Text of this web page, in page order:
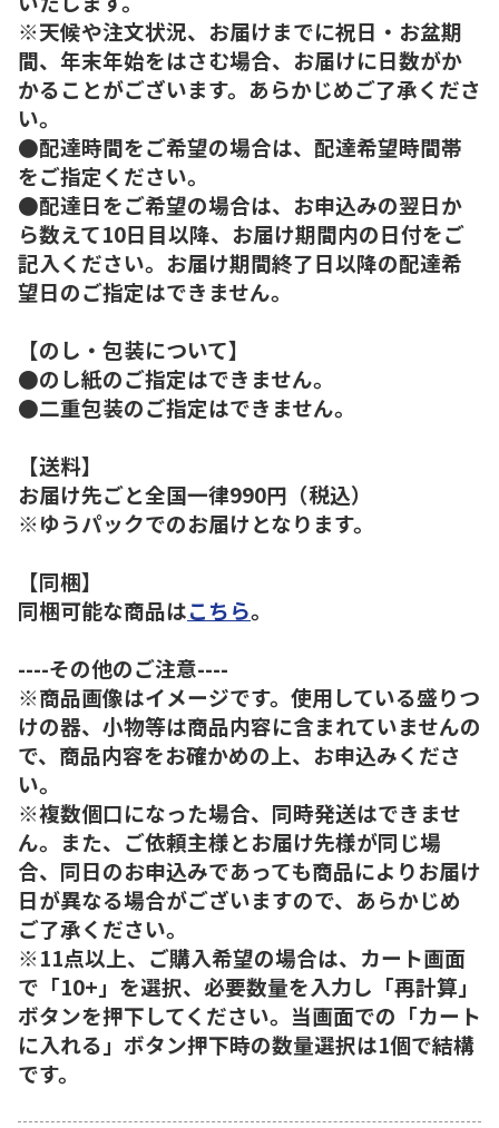
※天候や注文状況、お届けまでに祝日・お盆期
間、年末年始をはさむ場合、お届けに日数がか
かることがございます。あらかじめご了承くださ
い。
●配達時間をご希望の場合は、配達希望時間帯
をご指定ください。
●配達日をご希望の場合は、お申込みの翌日か
ら数えて10日目以降、お届け期間内の日付をご
記入ください。お届け期間終了日以降の配達希
望日のご指定はできません。
【のし・包装について】
●のし紙のご指定はできません。
●二重包装のご指定はできません。
【送料】
お届け先ごと全国一律990円（税込）
※ゆうパックでのお届けとなります。
【同梱】
同梱可能な商品はこちら。
----その他のご注意----
※商品画像はイメージです。使用している盛りつ
けの器、小物等は商品内容に含まれていませんの
で、商品内容をお確かめの上、お申込みくださ
い。
※複数個口になった場合、同時発送はできませ
ん。また、ご依頼主様とお届け先様が同じ場
合、同日のお申込みであっても商品によりお届け
日が異なる場合がございますので、あらかじめ
ご了承ください。
※11点以上、ご購入希望の場合は、カート画面
で「10+」を選択、必要数量を入力し「再計算」
ボタンを押下してください。当画面での「カート
に入れる」ボタン押下時の数量選択は1個で結構
です。